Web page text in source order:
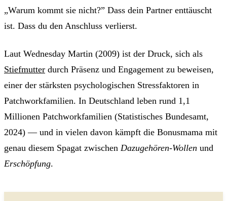
„Warum kommt sie nicht?” Dass dein Partner enttäuscht
ist. Dass du den Anschluss verlierst.
Laut Wednesday Martin (2009) ist der Druck, sich als
Stiefmutter durch Präsenz und Engagement zu beweisen,
einer der stärksten psychologischen Stressfaktoren in
Patchworkfamilien. In Deutschland leben rund 1,1
Millionen Patchworkfamilien (Statistisches Bundesamt,
2024) — und in vielen davon kämpft die Bonusmama mit
genau diesem Spagat zwischen Dazugehören-Wollen und
Erschöpfung.